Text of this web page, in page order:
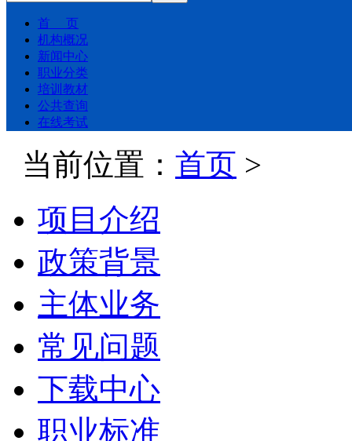
首 页
机构概况
新闻中心
职业分类
培训教材
公共查询
在线考试
当前位置： 首页 >
项目介绍
政策背景
主体业务
常见问题
下载中心
职业标准